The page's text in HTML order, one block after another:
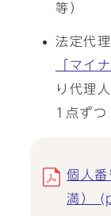
等）
法定代
「マイ
り代理
1点ずつ
個人
満）